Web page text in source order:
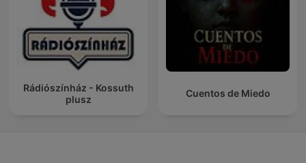
Rádiószínház - Kossuth
plusz
Cuentos de Miedo